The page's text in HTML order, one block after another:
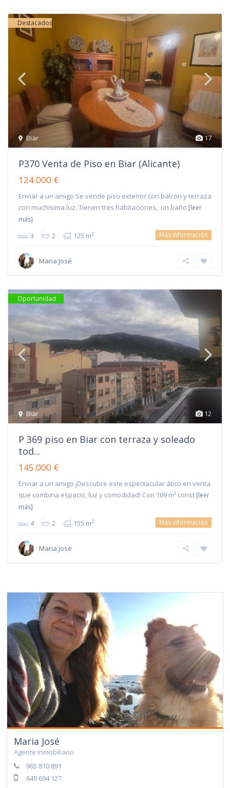
17
Biar
Destacados
P370 Venta de Piso en Biar (Alicante)
124.000 €
Enviar a un amigo Se vende piso exterior con balcón y terraza
con muchisima luz. Tienen tres habitaciones, un baño [leer
más]
3 2 125 m2 Más información
Maria José
12
Biar
Oportunidad
P 369 piso en Biar con terraza y soleado
tod...
145.000 €
Enviar a un amigo ¡Descubre este espectacular ático en venta
que combina espacio, luz y comodidad! Con 169 m² const [leer
más]
4 2 155 m2 Más información
Maria José
Maria José
Agente inmobiliario
965 810 891
649 694 127